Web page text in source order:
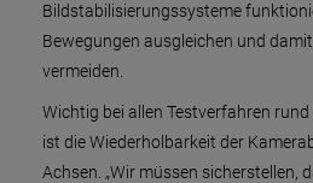
Bildstabilisierungssysteme
Bewegungen ausgleichen und
vermeiden.
Wichtig bei allen Testverfahren
ist die Wiederholbarkeit der
Achsen. „Wir müssen sicherstellen,